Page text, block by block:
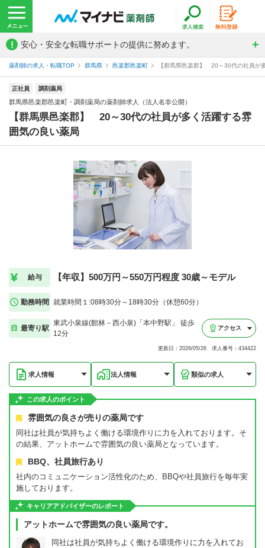
! 安心・安全な転職サポートの提供に努めます。
薬剤師の求人・転職TOP 群馬県 邑楽郡邑楽町 【群馬県邑楽郡】 20～30代の社員が
正社員 調剤薬局
群馬県邑楽郡邑楽町・調剤薬局の薬剤師求人（法人名非公開）
【群馬県邑楽郡】 20～30代の社員が多く活躍する雰
囲気の良い薬局
給与 【年収】500万円～550万円程度 30歳～モデル
勤務時間 就業時間１:08時30分～18時30分（休憩60分）
最寄り駅
東武小泉線(館林－西小泉)「本中野駅」 徒歩
12分
アクセス
更新日：2026/05/26 求人番号：434422
求人情報 法人情報 類似の求人
この求人のポイント
雰囲気の良さが売りの薬局です
同社は社員が気持ちよく働ける環境作りに力を入れております。そ
の結果、アットホームで雰囲気の良い薬局となっています。
BBQ、社員旅行あり
社内のコミュニケーション活性化のため、BBQや社員旅行を毎年実
施しております。
キャリアアドバイザーのレポート
アットホームで雰囲気の良い薬局です。
同社は社員が気持ちよく働ける環境作りに力を入れてお